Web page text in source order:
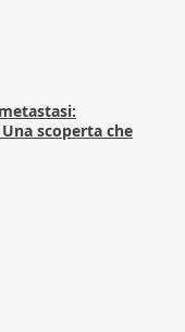
scoperta che